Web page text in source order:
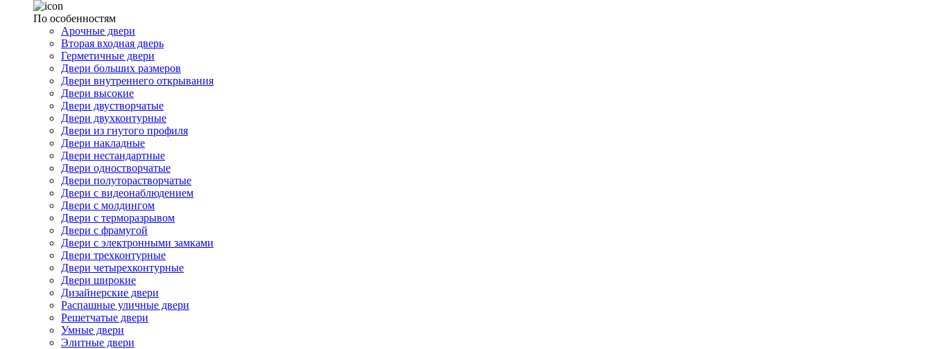
По особенностям
Арочные двери
Вторая входная дверь
Герметичные двери
Двери больших размеров
Двери внутреннего открывания
Двери высокие
Двери двустворчатые
Двери двухконтурные
Двери из гнутого профиля
Двери накладные
Двери нестандартные
Двери одностворчатые
Двери полуторастворчатые
Двери с видеонаблюдением
Двери с молдингом
Двери с терморазрывом
Двери с фрамугой
Двери с электронными замками
Двери трехконтурные
Двери четырехконтурные
Двери широкие
Дизайнерские двери
Распашные уличные двери
Решетчатые двери
Умные двери
Элитные двери